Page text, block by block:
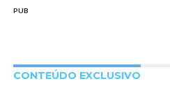
PUB
CONTEÚDO EXCLUSIVO